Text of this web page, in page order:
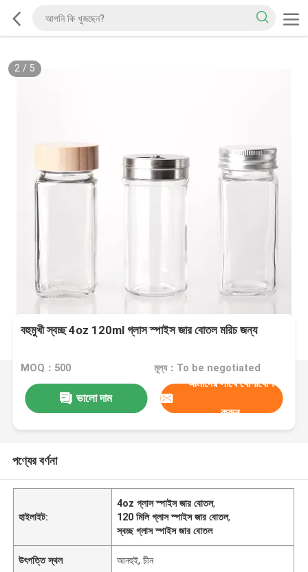
2/ 5
বহুমুখী স্বচ্ছ 4oz 120ml গ্লাস স্পাইস জার বোতল মরিচ জন্য
MOQ：500 মূল্য：To be negotiated
ভালো দাম
আমাদের সাথে যোগাযোগ
করুন
পণ্যের বর্ণনা
হাইলাইট:
4oz গ্লাস স্পাইস জার বোতল,
120 মিলি গ্লাস স্পাইস জার বোতল,
স্বচ্ছ গ্লাস স্পাইস জার বোতল
উৎপত্তি স্থল আনহুই, চীন